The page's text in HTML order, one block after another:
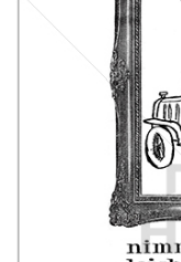
Scharlachberg